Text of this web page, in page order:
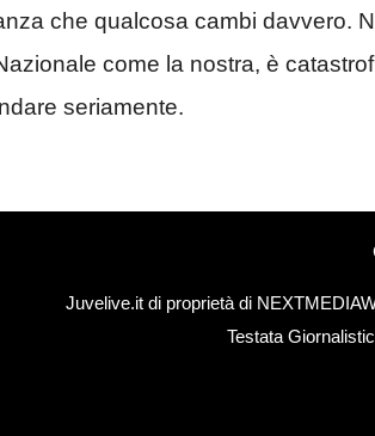
che qualcosa cambi davvero.
come la nostra, è
seriamente.
Juvelive.it di proprietà di
Testata